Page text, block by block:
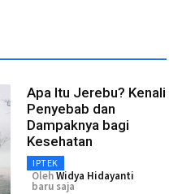
Apa Itu Jerebu? Kenali
Penyebab dan
Dampaknya bagi
Kesehatan
IPTEK
OlehWidya Hidayanti
baru saja